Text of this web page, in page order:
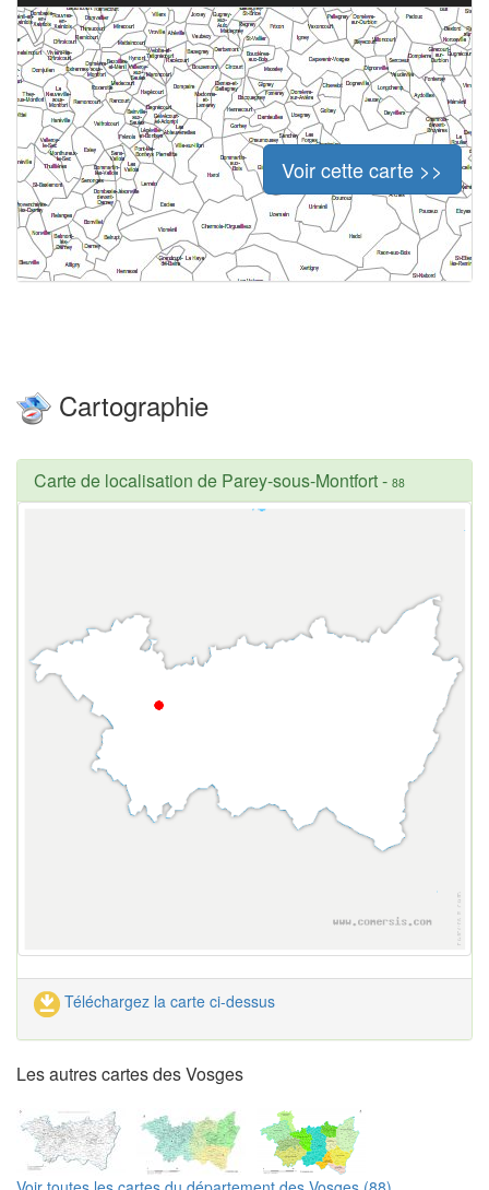
Voir cette carte >>
Cartographie
Carte de localisation de Parey-sous-Montfort- 88
Téléchargez la carte ci-dessus
Les autres cartes des Vosges